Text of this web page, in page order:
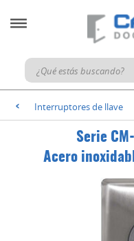
< Interruptores de llave
Serie
Acero